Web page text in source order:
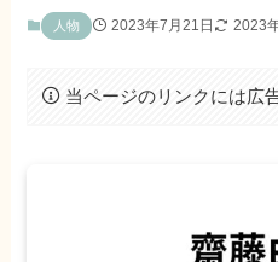
人物 2023年7月21日 2023
当ページのリンクには広